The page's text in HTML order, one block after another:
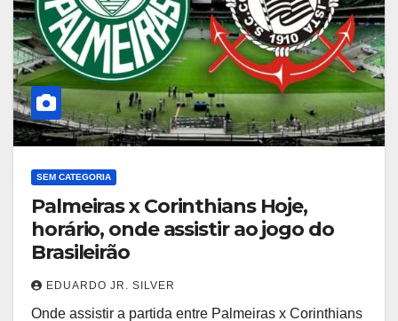
SEM CATEGORIA
Palmeiras x Corinthians Hoje,
horário, onde assistir ao jogo do
Brasileirão
EDUARDO JR. SILVER
Onde assistir a partida entre Palmeiras x Corinthians